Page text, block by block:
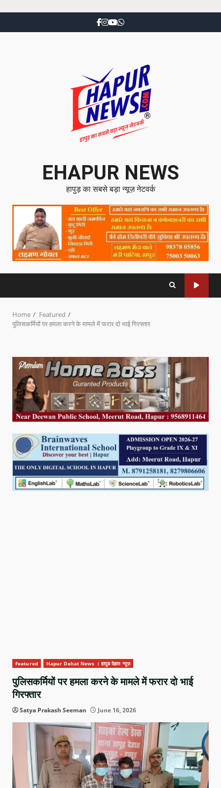
EHAPUR NEWS
हापुड़ का सबसे बड़ा न्यूज़ नेटवर्क
Home
Featured
पुलिसकर्मियों पर हमला करने के मामले में फरार दो भाई गिरफ्तार
Featured Hapur Dehat News । हापुड देहात न्यूज़
पुलिसकर्मियों पर हमला करने के मामले में फरार दो भाई
गिरफ्तार
Satya Prakash Seeman June 16, 2026